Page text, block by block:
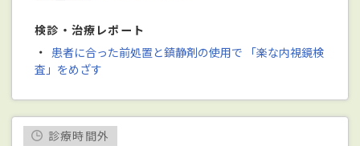
検診・治療レポート
・ 患者に合った前処置と鎮静剤の使用で 「楽な内視鏡検
査」をめざす
診療時間外